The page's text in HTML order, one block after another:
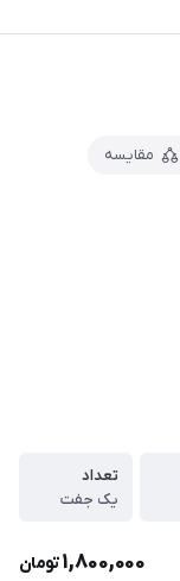
مقایسه
تعداد
یک جفت
1,800,000تومان